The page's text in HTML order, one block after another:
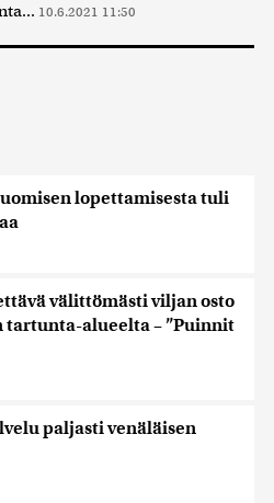
10.6.2021 11:50
lopettamisesta tuli
välittömästi viljan osto
alueelta – ”Puinnit
paljasti venäläisen